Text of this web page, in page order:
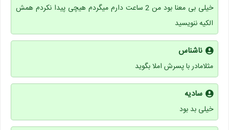
خیلی بی معنا بود من 2 ساعت دارم میگردم هیچی پیدا نکردم همش
الکیه ننویسید
ناشناس
مثلامادر با پسرش املا بگوید
سادیه
خیلی بد بود